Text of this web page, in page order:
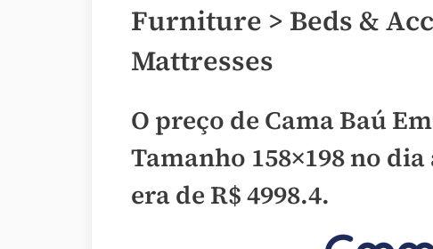
Furniture > Beds &
Mattresses
O preço de Cama Baú
Tamanho 158×198 no
era de R$ 4998.4.